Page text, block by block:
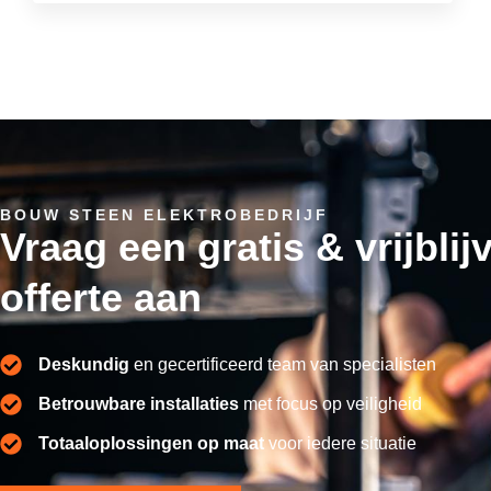
BOUW STEEN ELEKTROBEDRIJF
Vraag een gratis &
offerte aan
Deskundig en gecertificeerd team van specialisten
Betrouwbare installaties met focus op veiligheid
Totaaloplossingen op maat voor iedere situatie